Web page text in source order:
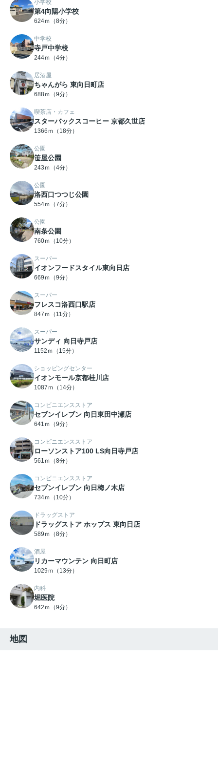
小学校
第4向陽小学校
624ｍ（8分）
中学校
寺戸中学校
244ｍ（4分）
居酒屋
ちゃんがら 東向日町店
688ｍ（9分）
喫茶店・カフェ
スターバックスコーヒー 京都久世店
1366ｍ（18分）
公園
笹屋公園
243ｍ（4分）
公園
洛西口つつじ公園
554ｍ（7分）
公園
南条公園
760ｍ（10分）
スーパー
イオンフードスタイル東向日店
669ｍ（9分）
スーパー
フレスコ洛西口駅店
847ｍ（11分）
スーパー
サンディ 向日寺戸店
1152ｍ（15分）
ショッピングセンター
イオンモール京都桂川店
1087ｍ（14分）
コンビニエンスストア
セブンイレブン 向日東田中瀬店
641ｍ（9分）
コンビニエンスストア
ローソンストア100 LS向日寺戸店
561ｍ（8分）
コンビニエンスストア
セブンイレブン 向日梅ノ木店
734ｍ（10分）
ドラッグストア
ドラッグストア ホップス 東向日店
589ｍ（8分）
酒屋
リカーマウンテン 向日町店
1029ｍ（13分）
内科
堀医院
642ｍ（9分）
地図